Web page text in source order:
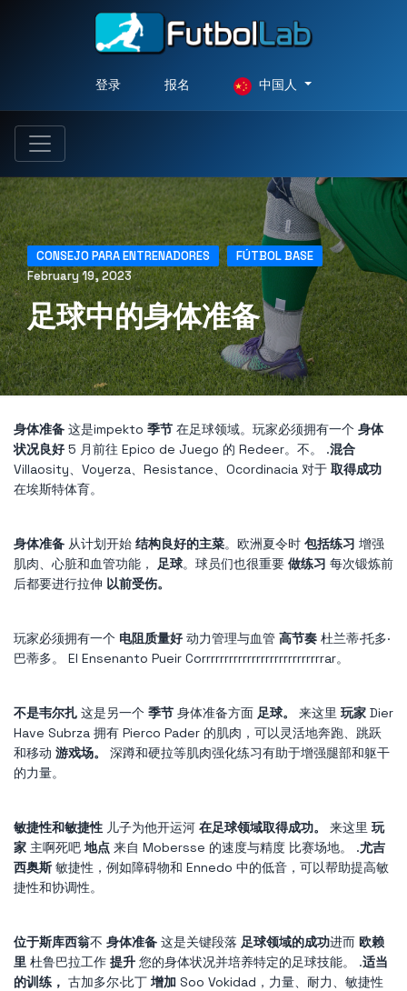
登录 报名 中国人
CONSEJO PARA ENTRENADORES
FÚTBOL BASE
February 19, 2023
足球中的身体准备
身体准备 这是impekto 季节 在足球领域。玩家必须拥有一个 身体
状况良好 5 月前往 Epico de Juego 的 Redeer。不。 .混合
Villaosity、Voyerza、Resistance、Ocordinacia 对于 取得成功
在埃斯特体育。
身体准备 从计划开始 结构良好的主菜。欧洲夏令时 包括练习 增强
肌肉、心脏和血管功能，
足球。球员们也很重要 做练习 每次锻炼前
后都要进行拉伸 以前受伤。
玩家必须拥有一个 电阻质量好 动力管理与血管 高节奏 杜兰蒂·托多·
巴蒂多。 El Ensenanto Pueir Corrrrrrrrrrrrrrrrrrrrrrrrrrrar。
不是韦尔扎 这是另一个 季节 身体准备方面 足球。 来这里 玩家 Dier
Have Subrza 拥有 Pierco Pader 的肌肉，可以灵活地奔跑、跳跃
和移动 游戏场。
深蹲和硬拉等肌肉强化练习有助于增强腿部和躯干
的力量。
敏捷性和敏捷性 儿子为他开运河 在足球领域取得成功。 来这里 玩
家 主啊死吧 地点 来自 Mobersse 的速度与精度 比赛场地。 .尤吉
西奥斯 敏捷性，例如障碍物和 Ennedo 中的低音，可以帮助提高敏
捷性和协调性。
位于斯库西翁不 身体准备 这是关键段落 足球领域的成功进而 欧赖
里 杜鲁巴拉工作 提升 您的身体状况并培养特定的足球技能。 .适当
的训练， 古加多尔·比丁 增加 Soo Vokidad，力量、耐力、敏捷性